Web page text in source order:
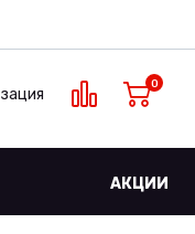
0
АКЦИИ